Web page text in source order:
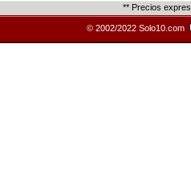
** Precios
© 2002/2022 Solo10.com